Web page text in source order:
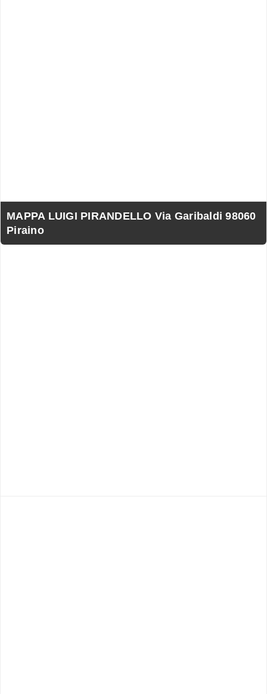
MAPPA LUIGI PIRANDELLO Via Garibaldi 98060
Piraino